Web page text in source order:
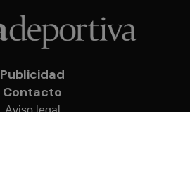
Publicidad
Contacto
Aviso legal